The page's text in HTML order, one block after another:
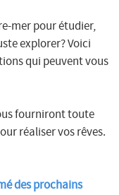
mer pour étudier,
explorer? Voici
qui peuvent vous
fourniront toute
réaliser vos rêves.
des prochains